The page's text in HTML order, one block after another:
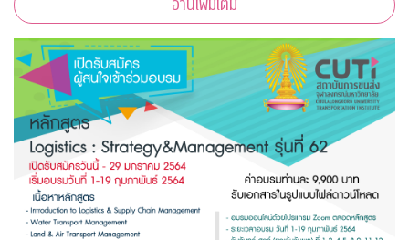
อ่านเพิ่มเติม